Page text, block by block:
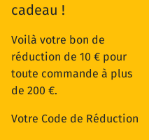
cadeau !
Voilà votre bon de
réduction de 10 € pour
toute commande à plus
de 200 €.
Votre Code de Réduction